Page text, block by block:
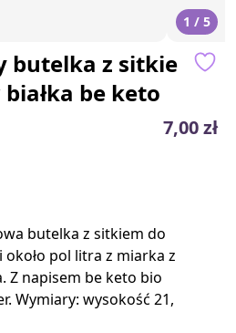
1 / 5
butelka z sitkie
be keto
7,00 zł
butelka z sitkiem do
pol litra z miarka z
Z napisem be keto bio
Wymiary: wysokość 21,